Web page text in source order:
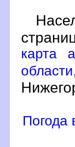
карта
Погода